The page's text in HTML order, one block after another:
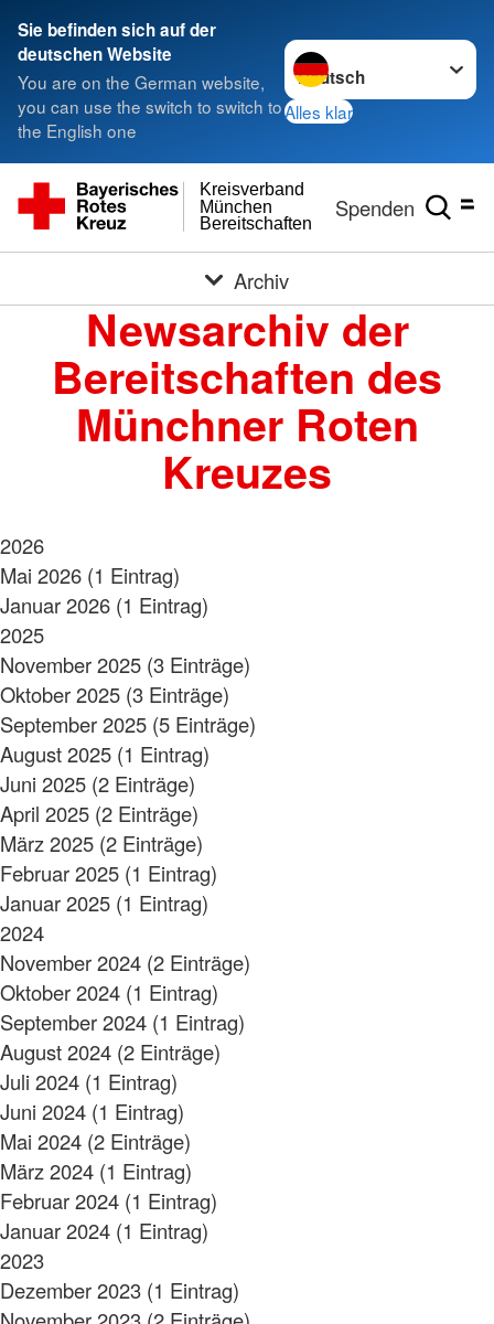
Sie befinden sich auf der
deutschen Website
You are on the German website,
you can use the switch to switch to
the English one
Sprache wechseln zu
Alles klar
Bereitschaften
München
Kreisverband
Spenden
Archiv
Newsarchiv der
Bereitschaften des
Münchner Roten
Kreuzes
2026
Mai 2026 (1 Eintrag)
Januar 2026 (1 Eintrag)
2025
November 2025 (3 Einträge)
Oktober 2025 (3 Einträge)
September 2025 (5 Einträge)
August 2025 (1 Eintrag)
Juni 2025 (2 Einträge)
April 2025 (2 Einträge)
März 2025 (2 Einträge)
Februar 2025 (1 Eintrag)
Januar 2025 (1 Eintrag)
2024
November 2024 (2 Einträge)
Oktober 2024 (1 Eintrag)
September 2024 (1 Eintrag)
August 2024 (2 Einträge)
Juli 2024 (1 Eintrag)
Juni 2024 (1 Eintrag)
Mai 2024 (2 Einträge)
März 2024 (1 Eintrag)
Februar 2024 (1 Eintrag)
Januar 2024 (1 Eintrag)
2023
Dezember 2023 (1 Eintrag)